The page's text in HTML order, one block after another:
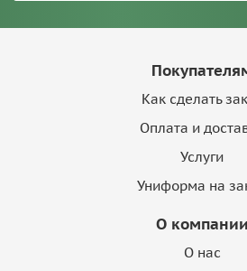
Как сделать
Оплата и
Услуги
Униформа на
О компании
О нас